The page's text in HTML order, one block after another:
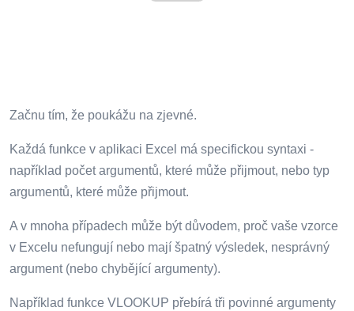
Začnu tím, že poukážu na zjevné.
Každá funkce v aplikaci Excel má specifickou syntaxi -
například počet argumentů, které může přijmout, nebo typ
argumentů, které může přijmout.
A v mnoha případech může být důvodem, proč vaše vzorce
v Excelu nefungují nebo mají špatný výsledek, nesprávný
argument (nebo chybějící argumenty).
Například funkce VLOOKUP přebírá tři povinné argumenty